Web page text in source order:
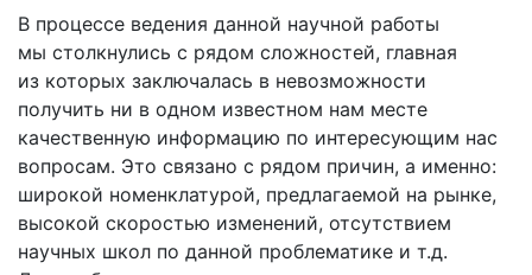
В процессе ведения данной научной работы
мы столкнулись с рядом сложностей, главная
из которых заключалась в невозможности
получить ни в одном известном нам месте
качественную информацию по интересующим нас
вопросам. Это связано с рядом причин, а именно:
широкой номенклатурой, предлагаемой на рынке,
высокой скоростью изменений, отсутствием
научных школ по данной проблематике и т.д.